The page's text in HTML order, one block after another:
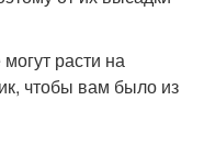
расти на
чтобы вам было из